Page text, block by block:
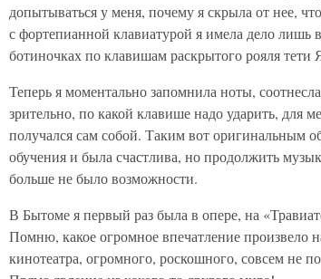
допытываться у меня, почему я скрыла от нее,
с фортепианной клавиатурой я имела дело лишь в
ботиночках по клавишам раскрытого рояля тети
Теперь я моментально запомнила ноты,
зрительно, по какой клавише надо ударить, для
получался сам собой. Таким вот оригинальным
обучения и была счастлива, но продолжить
больше не было возможности.
В Бытоме я первый раз была в опере, на
Помню, какое огромное впечатление произвело
кинотеатра, огромного, роскошного, совсем не